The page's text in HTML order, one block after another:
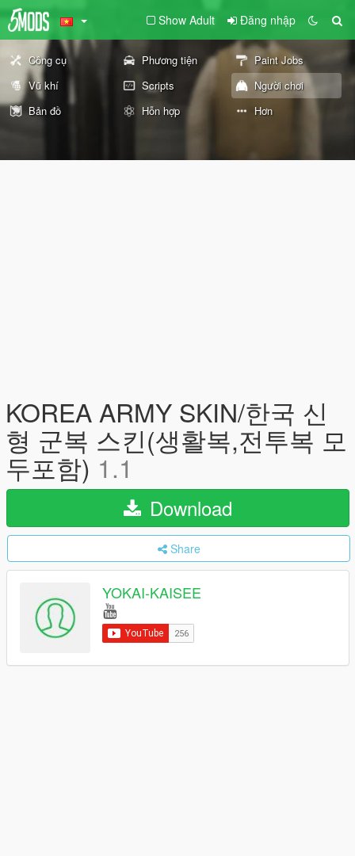
Show Adult Đăng nhập
Công cụ Phương tiện
Paint Jobs
Vũ khí
Scripts
Người chơi
Bản đồ
Hỗn hợp Hơn
KOREA ARMY SKIN/한국 신
형 군복 스킨(생활복,전투복 모
두포함) 1.1
Download
Share
YOKAI-KAISEE